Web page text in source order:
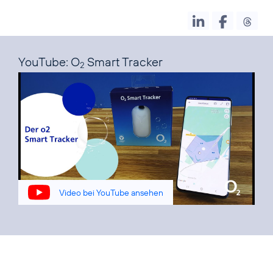
YouTube: O2 Smart Tracker
Video bei YouTube ansehen